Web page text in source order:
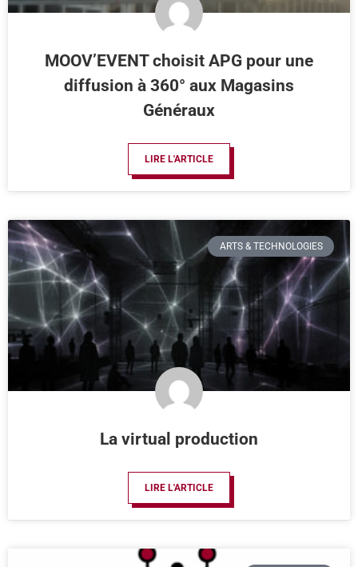
MOOV’EVENT choisit APG pour une
diffusion à 360° aux Magasins
Généraux
LIRE L'ARTICLE
ARTS & TECHNOLOGIES
La virtual production
LIRE L'ARTICLE